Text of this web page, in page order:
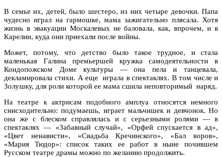
В семье их, детей, было шестеро, из них четыре девочки. Папа
чудесно играл на гармошке, мама зажигательно плясала. Хотя
жизнь в эвакуации Москалевых не баловала, как, впрочем, и в
Карелии, куда они приехали после войны.
Может, потому, что детство было такое трудное, и стала
маленькая Галина премьершей кружка самодеятельности в
Кондопожском Доме культуры — она пела и танцевала,
декламировала стихи. А еще играла в спектаклях. В том числе и
Золушку, для роли которой ее мама сшила неповторимый наряд.
На театре к актрисам подобного амплуа относятся немного
снисходительно: подумаешь, играет мальчишек и девчонок. Но
она же с блеском справлялась и с серьезными ролями — в
спектаклях — «Забавный случай», «Орфей спускается в ад»,
«Цвет ненависти», «Свадьба Кречинского», «Бал воров»,
«Мария Тюдор»: список таких ее работ в ныне почившем
Русском театре драмы можно по желанию продолжить.